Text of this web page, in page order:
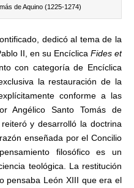
de Aquino (1225-1274)
dedicó al tema de la
II, en su Encíclica Fides et
con categoría de Encíclica
la restauración de la
conforme a las
Angélico Santo Tomás de
y desarrolló la doctrina
enseñada por el Concilio
filosófico es un
teológica. La restitución
pensaba León XIII que era el